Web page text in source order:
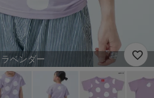
ラベンダー